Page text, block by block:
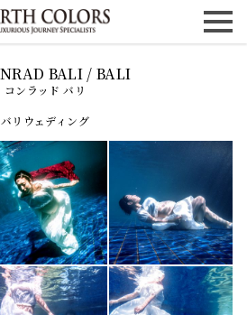
コンラッド バリ
バリウェディング